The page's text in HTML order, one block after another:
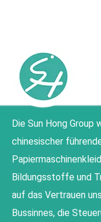
Die Sun Hong Group
chinesischer
Bildungsstoffe und
auf das Vertrauen
Bussinnes, die